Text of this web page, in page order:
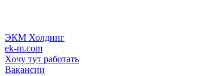
ЭКМ Холдинг
ek-m.com
Хочу тут работать
Вакансии